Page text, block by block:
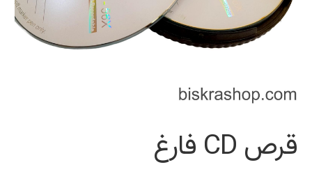
قرص CD فارغ